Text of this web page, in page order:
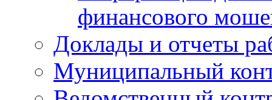
финансового
Доклады и отчеты
Муниципальный